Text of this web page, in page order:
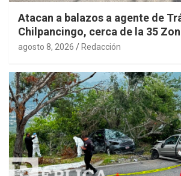
Atacan a balazos a agente de
Chilpancingo, cerca de la 35
agosto 8, 2026 Redacción